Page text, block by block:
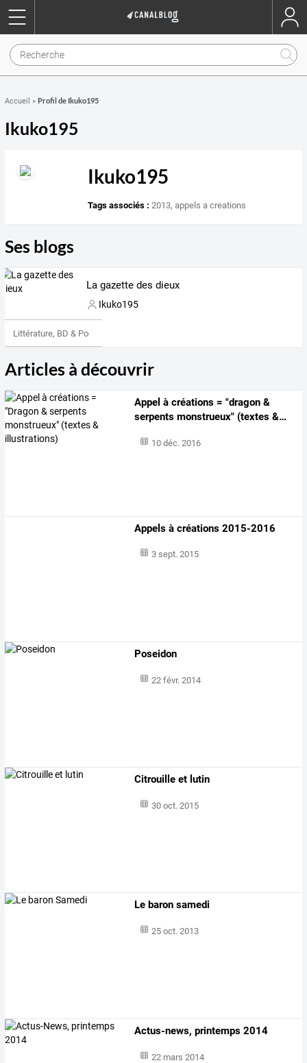
Accueil » Profil de Ikuko195
Ikuko195
Ikuko195
Tags associés : 2013,appels a creations
Ses blogs
La gazette des dieux
Ikuko195
Littérature, BD & Poésie
Articles à découvrir
Appel à créations = "dragon &
serpents monstrueux" (textes &…
10 déc. 2016
Appels à créations 2015-2016
3 sept. 2015
Poseidon
22 févr. 2014
Citrouille et lutin
30 oct. 2015
Le baron samedi
25 oct. 2013
Actus-news, printemps 2014
22 mars 2014